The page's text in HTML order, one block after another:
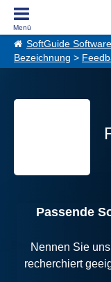
SoftGuide
Bezeichnung >
Passende
Nennen Sie
recherchiert